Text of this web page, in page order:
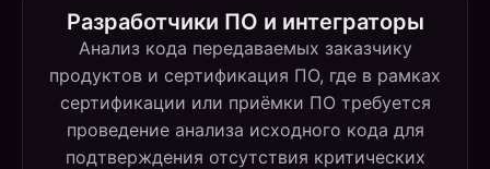
Разработчики ПО и интеграторы
Анализ кода передаваемых заказчику
продуктов и сертификация ПО, где в рамках
сертификации или приёмки ПО требуется
проведение анализа исходного кода для
подтверждения отсутствия критических